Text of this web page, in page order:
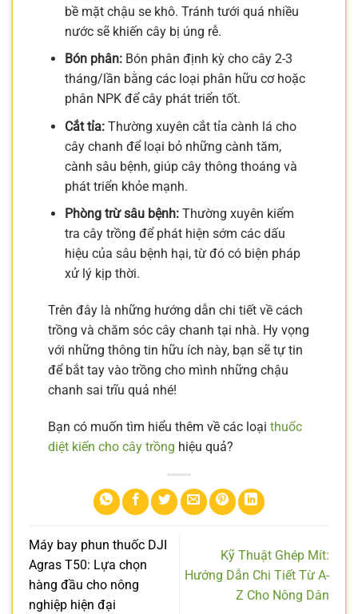
bề mặt chậu se khô. Tránh tưới quá nhiều
nước sẽ khiến cây bị úng rễ.
Bón phân:Bón phân định kỳ cho cây 2-3
tháng/lần bằng các loại phân hữu cơ hoặc
phân NPK để cây phát triển tốt.
Cắt tỉa:Thường xuyên cắt tỉa cành lá cho
cây chanh để loại bỏ những cành tăm,
cành sâu bệnh, giúp cây thông thoáng và
phát triển khỏe mạnh.
Phòng trừ sâu bệnh:Thường xuyên kiểm
tra cây trồng để phát hiện sớm các dấu
hiệu của sâu bệnh hại, từ đó có biện pháp
xử lý kịp thời.
Trên đây là những hướng dẫn chi tiết về cách
trồng và chăm sóc cây chanh tại nhà. Hy vọng
với những thông tin hữu ích này, bạn sẽ tự tin
để bắt tay vào trồng cho mình những chậu
chanh sai trĩu quả nhé!
Bạn có muốn tìm hiểu thêm về các loại thuốc
diệt kiến cho cây trồng hiệu quả?
Máy bay phun thuốc DJI
Agras T50: Lựa chọn
hàng đầu cho nông
nghiệp hiện đại
Kỹ Thuật Ghép Mít:
Hướng Dẫn Chi Tiết Từ A-
Z Cho Nông Dân